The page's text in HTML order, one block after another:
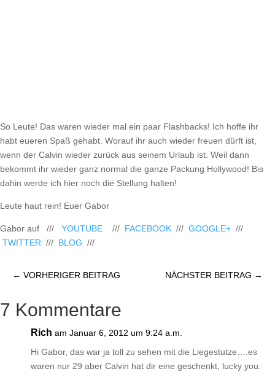
So Leute! Das waren wieder mal ein paar Flashbacks! Ich hoffe ihr
habt eueren Spaß gehabt. Worauf ihr auch wieder freuen dürft ist,
wenn der Calvin wieder zurück aus seinem Urlaub ist. Weil dann
bekommt ihr wieder ganz normal die ganze Packung Hollywood! Bis
dahin werde ich hier noch die Stellung halten!
Leute haut rein! Euer Gabor
Gabor auf /// YOUTUBE /// FACEBOOK /// GOOGLE+ ///
TWITTER /// BLOG ///
← VORHERIGER BEITRAG NÄCHSTER BEITRAG →
7 Kommentare
Rich am Januar 6, 2012 um 9:24 a.m.
Hi Gabor, das war ja toll zu sehen mit die Liegestutze….es
waren nur 29 aber Calvin hat dir eine geschenkt, lucky you.